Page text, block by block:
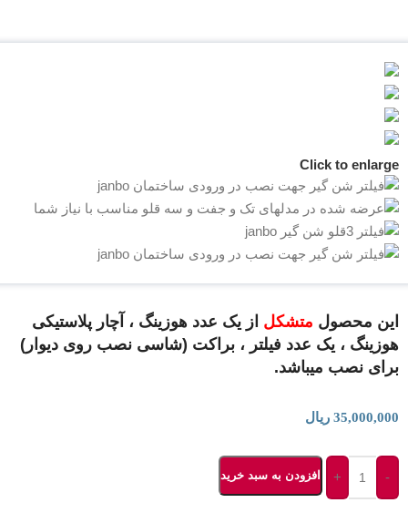
Click to enlarge
این محصول متشکل از یک عدد هوزینگ ، آچار پلاستیکی
هوزینگ ، یک عدد فیلتر ، براکت (شاسی نصب روی دیوار)
برای نصب میباشد.
35,000,000 ریال
-
+ افزودن به سبد خرید